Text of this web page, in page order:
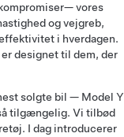
vores
og vejgreb,
i hverdagen.
designet til dem, der
solgte bil — Model Y
tilgængelig. Vi tilbød
I dag introducerer